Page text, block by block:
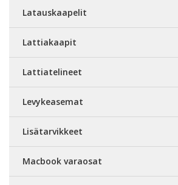
Latauskaapelit
Lattiakaapit
Lattiatelineet
Levykeasemat
Lisätarvikkeet
Macbook varaosat